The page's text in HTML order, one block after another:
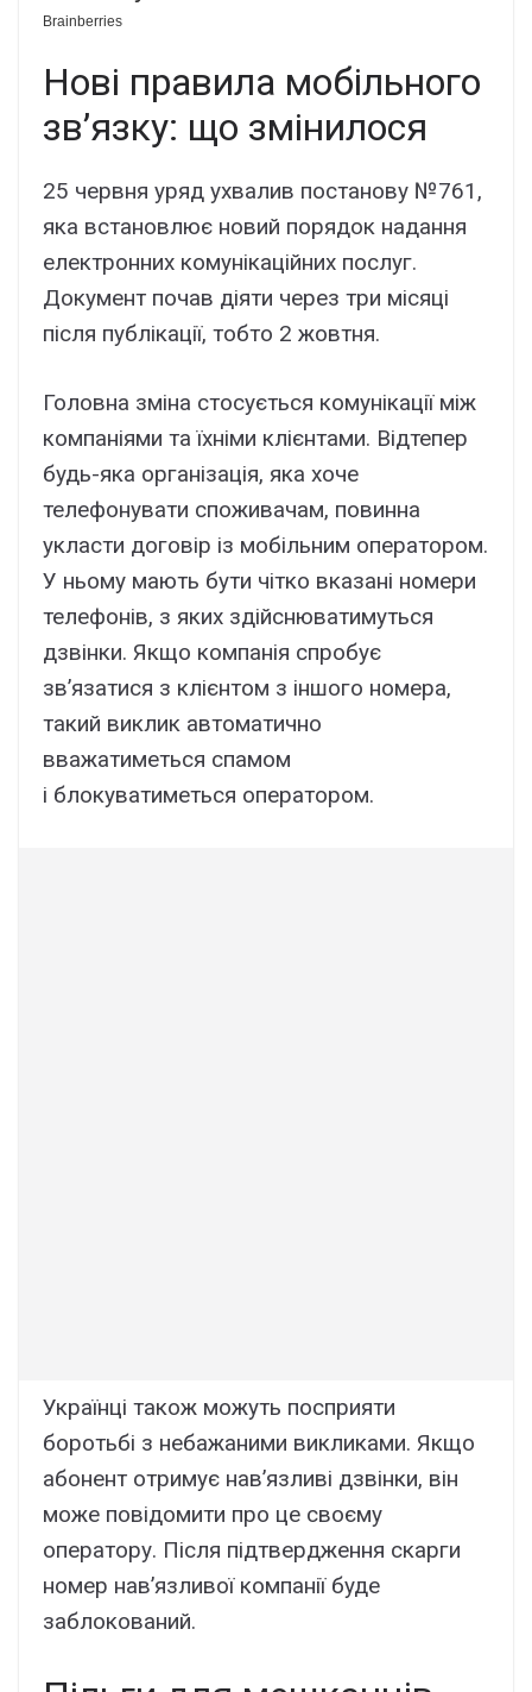
Нові правила мобільного
зв’язку: що змінилося
25 червня уряд ухвалив постанову №761,
яка встановлює новий порядок надання
електронних комунікаційних послуг.
Документ почав діяти через три місяці
після публікації, тобто 2 жовтня.
Головна зміна стосується комунікації між
компаніями та їхніми клієнтами. Відтепер
будь-яка організація, яка хоче
телефонувати споживачам, повинна
укласти договір із мобільним оператором.
У ньому мають бути чітко вказані номери
телефонів, з яких здійснюватимуться
дзвінки. Якщо компанія спробує
зв’язатися з клієнтом з іншого номера,
такий виклик автоматично
вважатиметься спамом
і блокуватиметься оператором.
Українці також можуть посприяти
боротьбі з небажаними викликами. Якщо
абонент отримує нав’язливі дзвінки, він
може повідомити про це своєму
оператору. Після підтвердження скарги
номер нав’язливої компанії буде
заблокований.